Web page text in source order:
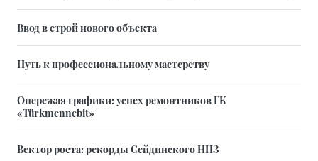
Ввод в строй нового объекта
Путь к профессиональному мастерству
Опережая графики: успех ремонтников ГК
«Türkmennebit»
Вектор роста: рекорды Сейдинского НПЗ